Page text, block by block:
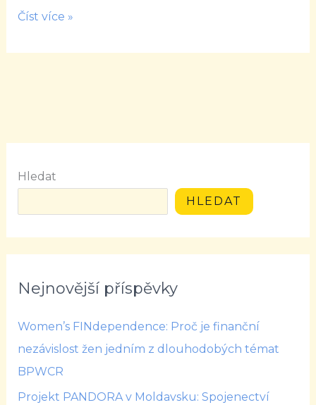
Číst více »
Hledat
HLEDAT
Nejnovější příspěvky
Women’s FINdependence: Proč je finanční
nezávislost žen jedním z dlouhodobých témat
BPWCR
Projekt PANDORA v Moldavsku: Spojenectví